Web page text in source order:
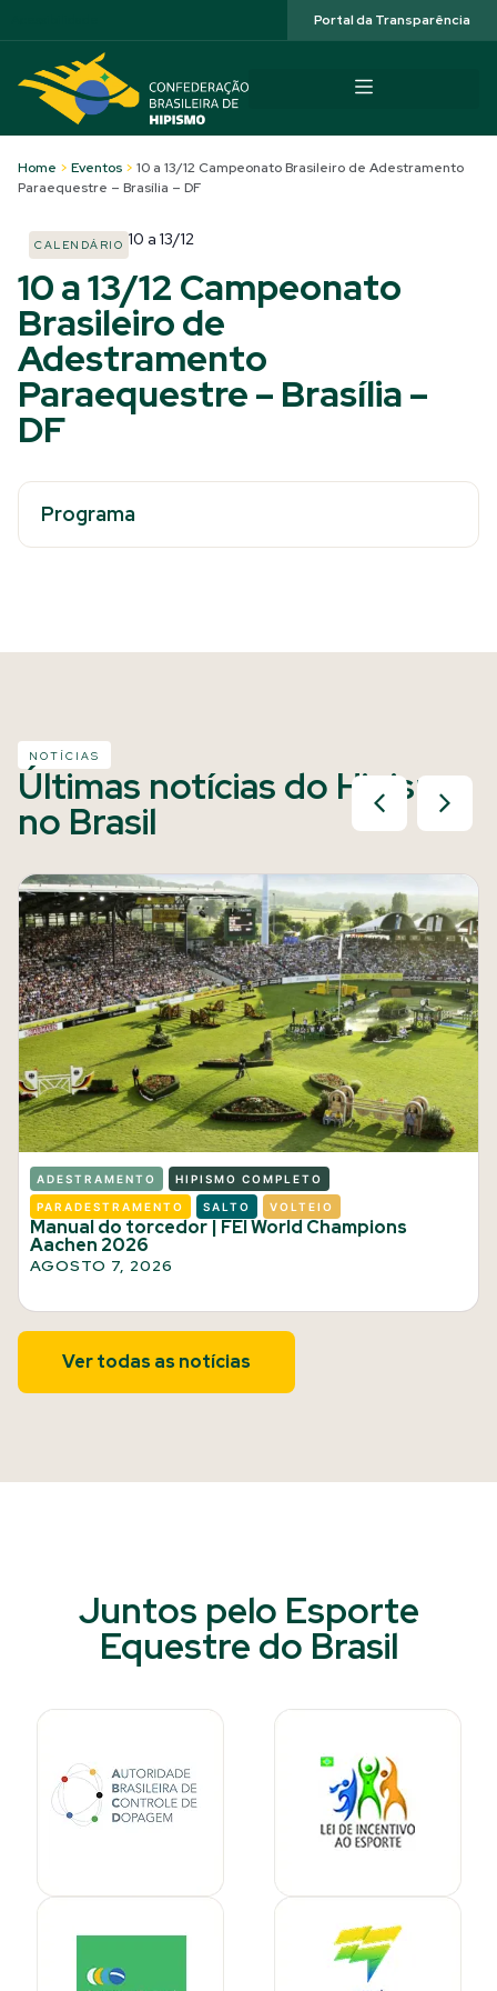
Portal da Transparência
Home > Eventos > 10 a 13/12 Campeonato Brasileiro de Adestramento
Paraequestre – Brasília – DF
CALENDÁRIO 10 a 13/12
10 a 13/12 Campeonato
Brasileiro de
Adestramento
Paraequestre – Brasília –
DF
Programa
NOTÍCIAS
Últimas notícias do Hipismo
no Brasil
ADESTRAMENTO HIPISMO COMPLETO
PARADESTRAMENTO SALTO VOLTEIO
Manual do torcedor | FEI World Champions
Aachen 2026
AGOSTO 7, 2026
Ver todas as notícias
Juntos pelo Esporte
Equestre do Brasil​